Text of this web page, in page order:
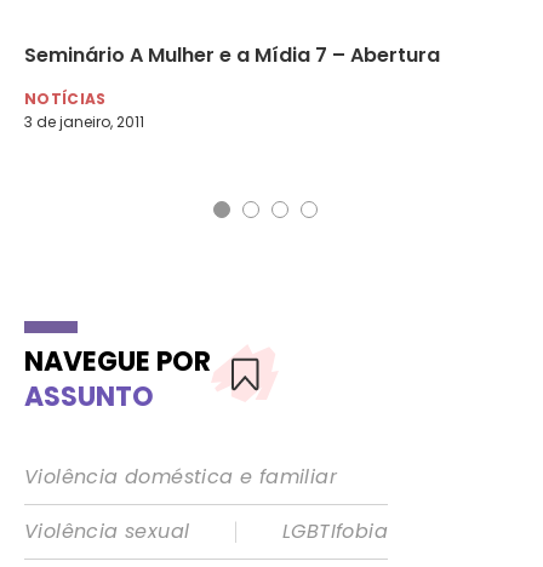
Seminário A Mulher e a Mídia 7 – Abertura
NOTÍCIAS
3 de janeiro, 2011
NAVEGUE POR
ASSUNTO
Violência doméstica e familiar
Violência sexual
|
LGBTIfobia